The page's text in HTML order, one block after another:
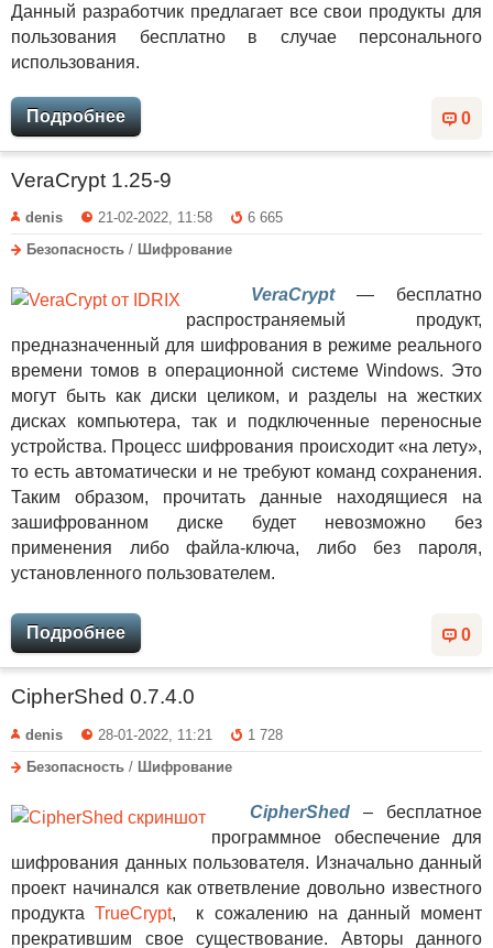
Данный разработчик предлагает все свои продукты для
пользования бесплатно в случае персонального
использования.
0
Подробнее
VeraCrypt 1.25-9
denis 21-02-2022, 11:58
6 665
Безопасность / Шифрование
VeraCrypt— бесплатно
распространяемый продукт,
предназначенный для шифрования в режиме реального
времени томов в операционной системе Windows. Это
могут быть как диски целиком, и разделы на жестких
дисках компьютера, так и подключенные переносные
устройства. Процесс шифрования происходит «на лету»,
то есть автоматически и не требуют команд сохранения.
Таким образом, прочитать данные находящиеся на
зашифрованном диске будет невозможно без
применения либо файла-ключа, либо без пароля,
установленного пользователем.
0
Подробнее
CipherShed 0.7.4.0
denis 28-01-2022, 11:21
1 728
Безопасность / Шифрование
CipherShed – бесплатное
программное обеспечение для
шифрования данных пользователя. Изначально данный
проект начинался как ответвление довольно известного
продуктаTrueCrypt, к сожалению на данный момент
прекратившим свое существование. Авторы данного